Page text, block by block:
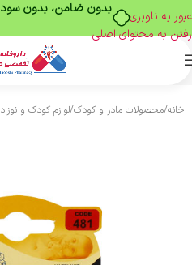
بدون ضامن، بدون سود
عبور به ناوبری
رفتن به محتوای اصلی
خانه/محصولات مادر و کودک/لوازم کودک و نوزاد